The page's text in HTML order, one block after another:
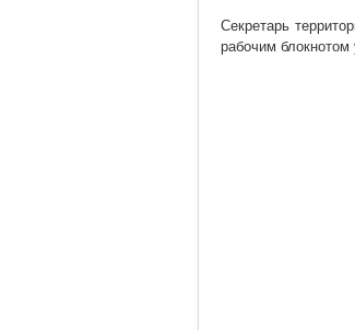
Секретарь
рабочим блокнотом